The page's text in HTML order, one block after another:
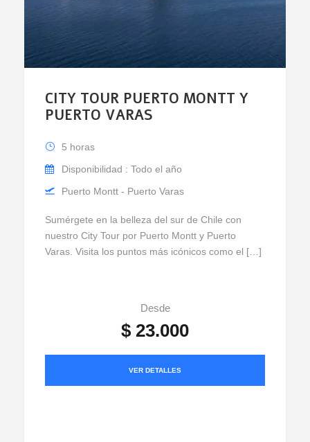
CITY TOUR PUERTO MONTT Y
PUERTO VARAS
5 horas
Disponibilidad : Todo el año
Puerto Montt - Puerto Varas
Sumérgete en la belleza del sur de Chile con
nuestro City Tour por Puerto Montt y Puerto
Varas. Visita los puntos más icónicos como el […]
Desde
$ 23.000
VER DETALLES